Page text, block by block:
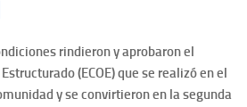
rindieron y aprobaron el
(ECOE) que se realizó en el
y se convirtieron en la segunda